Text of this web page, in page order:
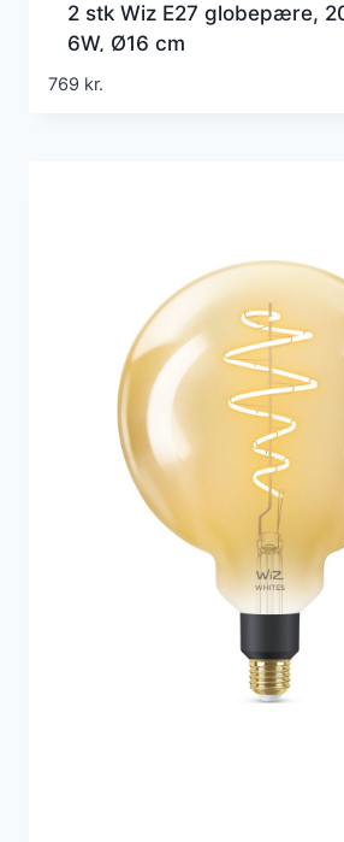
2 stk Wiz E27 globepære,
6W, Ø16 cm
769 kr.